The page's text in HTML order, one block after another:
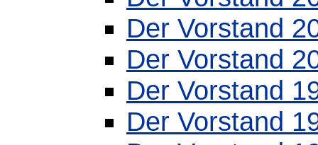
Der Vorstand
Der Vorstand
Der Vorstand
Der Vorstand